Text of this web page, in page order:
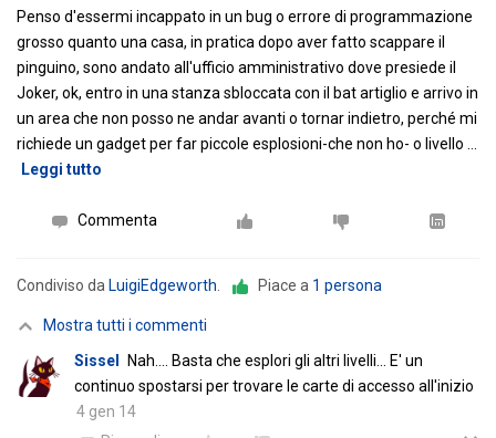
Penso d'essermi incappato in un bug o errore di programmazione
grosso quanto una casa, in pratica dopo aver fatto scappare il
pinguino, sono andato all'ufficio amministrativo dove presiede il
Joker, ok, entro in una stanza sbloccata con il bat artiglio e arrivo in
un area che non posso ne andar avanti o tornar indietro, perché mi
richiede un gadget per far piccole esplosioni-che non ho- o livello …
Leggi tutto
Commenta
Condiviso da LuigiEdgeworth. Piace a 1 persona
Mostra tutti i commenti
Sissel
Nah.... Basta che esplori gli altri livelli... E' un
continuo spostarsi per trovare le carte di accesso all'inizio
4 gen 14